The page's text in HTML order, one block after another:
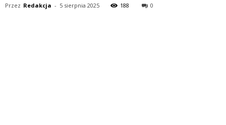
Przez Redakcja - 5 sierpnia 2025 188 0